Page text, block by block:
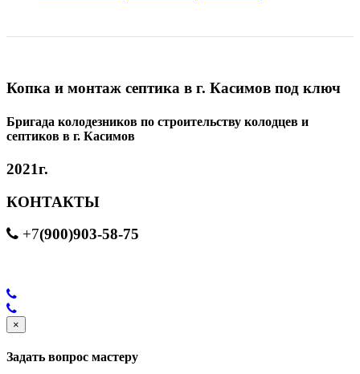
Копка и монтаж септика в г. Касимов под ключ
Бригада колодезников по строительству колодцев и
септиков в г. Касимов
2021г.
КОНТАКТЫ
+7(900)903-58-75
×
Задать вопрос мастеру